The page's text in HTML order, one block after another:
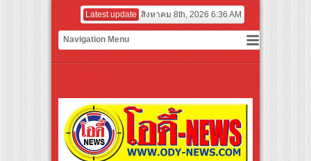
Latest update สิงหาคม 8th, 2026 6:36 AM